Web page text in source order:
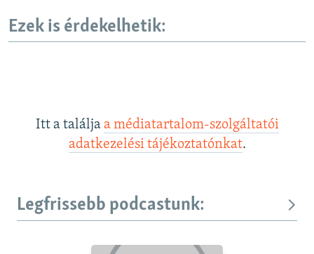
Ezek is érdekelhetik:
Itt a találja a médiatartalom-szolgáltatói
adatkezelési tájékoztatónkat.
Legfrissebb podcastunk: